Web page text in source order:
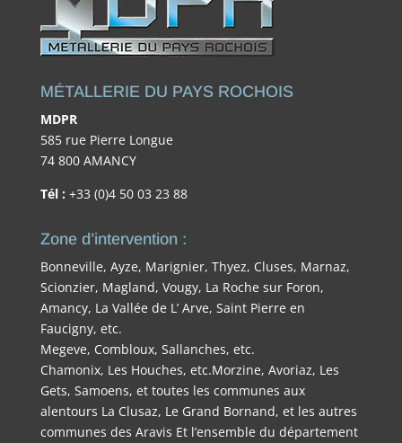
MÉTALLERIE DU PAYS ROCHOIS
MDPR
585 rue Pierre Longue
74 800 AMANCY
Tél : +33 (0)4 50 03 23 88
Zone d’intervention :
Bonneville, Ayze, Marignier, Thyez, Cluses, Marnaz,
Scionzier, Magland, Vougy, La Roche sur Foron,
Amancy, La Vallée de L’ Arve, Saint Pierre en
Faucigny, etc.
Megeve, Combloux, Sallanches, etc.
Chamonix, Les Houches, etc.Morzine, Avoriaz, Les
Gets, Samoens, et toutes les communes aux
alentours La Clusaz, Le Grand Bornand, et les autres
communes des Aravis Et l’ensemble du département